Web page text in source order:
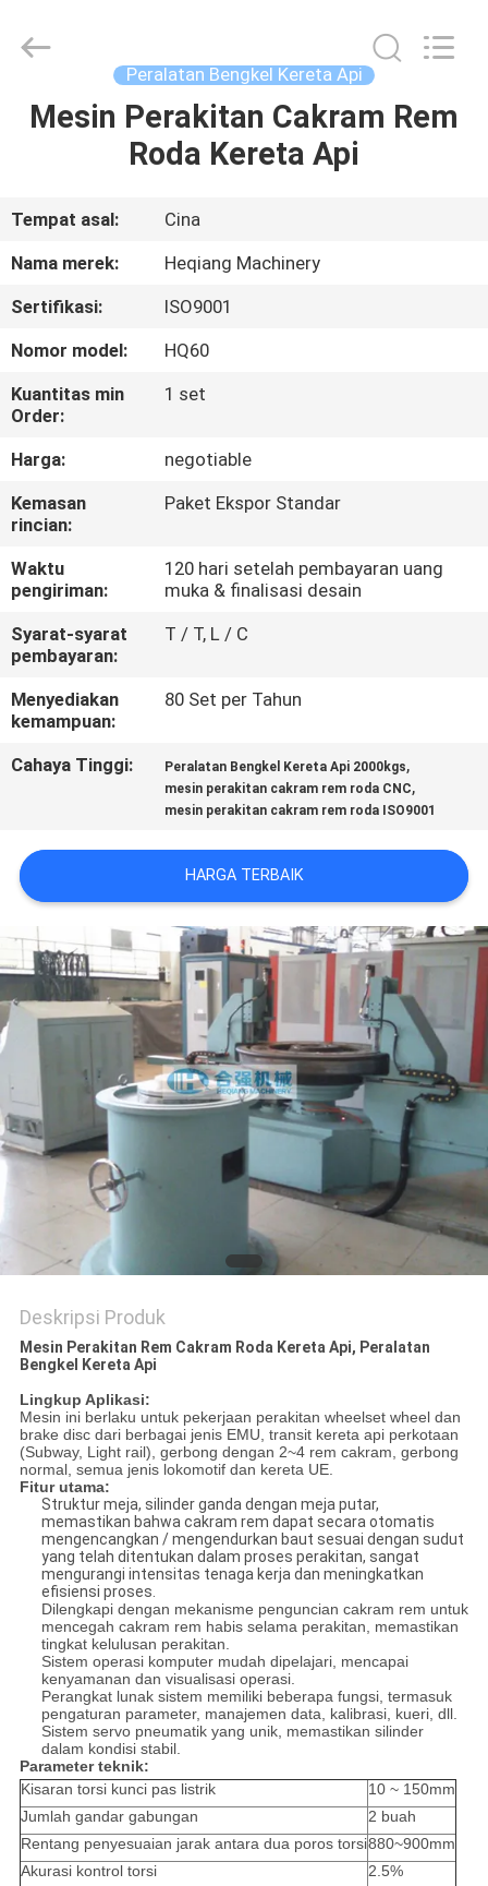
RUMAH
TENTANG
KAMI
TUR
PABRIK
KONTROL
KUALITAS
HUBUNGI
KAMI
PENAWARAN
PRIVACY
POLICY
Share
Rights
Reserved.
Peralatan Bengkel Kereta Api
Mesin Perakitan Cakram Rem
Roda Kereta Api
Tempat asal:
Cina
Nama merek:
Heqiang Machinery
Sertifikasi:
ISO9001
Nomor model:
HQ60
Kuantitas min
Order:
1 set
Harga:
negotiable
Kemasan
rincian:
Paket Ekspor Standar
Waktu
pengiriman:
120 hari setelah pembayaran uang
muka & finalisasi desain
Syarat-syarat
pembayaran:
T / T, L / C
Menyediakan
kemampuan:
80 Set per Tahun
Cahaya Tinggi: Peralatan Bengkel Kereta Api 2000kgs,
mesin perakitan cakram rem roda CNC,
mesin perakitan cakram rem roda ISO9001
HARGA TERBAIK
Deskripsi Produk
Mesin Perakitan Rem Cakram Roda Kereta Api, Peralatan
Bengkel Kereta Api
Lingkup Aplikasi:
Mesin ini berlaku untuk pekerjaan perakitan wheelset wheel dan
brake disc dari berbagai jenis EMU, transit kereta api perkotaan
(Subway, Light rail), gerbong dengan 2~4 rem cakram, gerbong
normal, semua jenis lokomotif dan kereta UE.
Fitur utama:
Struktur meja, silinder ganda dengan meja putar,
memastikan bahwa cakram rem dapat secara otomatis
mengencangkan / mengendurkan baut sesuai dengan sudut
yang telah ditentukan dalam proses perakitan, sangat
mengurangi intensitas tenaga kerja dan meningkatkan
efisiensi proses.
Dilengkapi dengan mekanisme penguncian cakram rem untuk
mencegah cakram rem habis selama perakitan, memastikan
tingkat kelulusan perakitan.
Sistem operasi komputer mudah dipelajari, mencapai
kenyamanan dan visualisasi operasi.
Perangkat lunak sistem memiliki beberapa fungsi, termasuk
pengaturan parameter, manajemen data, kalibrasi, kueri, dll.
Sistem servo pneumatik yang unik, memastikan silinder
dalam kondisi stabil.
Parameter teknik:
Kisaran torsi kunci pas listrik
10 ~ 150mm
Jumlah gandar gabungan
2 buah
Rentang penyesuaian jarak antara dua poros torsi880~900mm
Akurasi kontrol torsi
2.5%